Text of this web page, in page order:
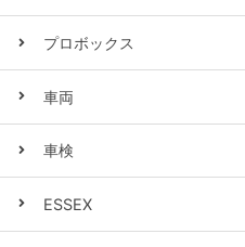
プロボックス
車両
車検
ESSEX